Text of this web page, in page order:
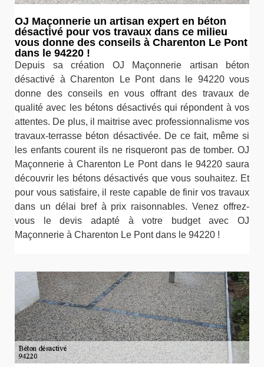
OJ Maçonnerie un artisan expert en béton
désactivé pour vos travaux dans ce milieu
vous donne des conseils à Charenton Le Pont
dans le 94220 !
Depuis sa création OJ Maçonnerie artisan béton
désactivé à Charenton Le Pont dans le 94220 vous
donne des conseils en vous offrant des travaux de
qualité avec les bétons désactivés qui répondent à vos
attentes. De plus, il maitrise avec professionnalisme vos
travaux-terrasse béton désactivée. De ce fait, même si
les enfants courent ils ne risqueront pas de tomber. OJ
Maçonnerie à Charenton Le Pont dans le 94220 saura
découvrir les bétons désactivés que vous souhaitez. Et
pour vous satisfaire, il reste capable de finir vos travaux
dans un délai bref à prix raisonnables. Venez offrez-
vous le devis adapté à votre budget avec OJ
Maçonnerie à Charenton Le Pont dans le 94220 !